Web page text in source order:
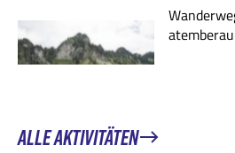
ALLE AKTIVITÄTEN